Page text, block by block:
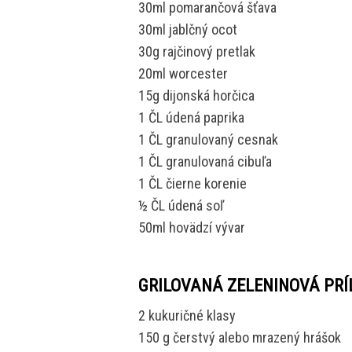
30ml pomarančová šťava
30ml jablčný ocot
30g rajčinový pretlak
20ml worcester
15g dijonská horčica
1 ČL údená paprika
1 ČL granulovaný cesnak
1 ČL granulovaná cibuľa
1 ČL čierne korenie
½ ČL údená soľ
50ml hovädzí vývar
GRILOVANÁ ZELENINOVÁ
2 kukuričné klasy
150 g čerstvý alebo mrazený hrášok